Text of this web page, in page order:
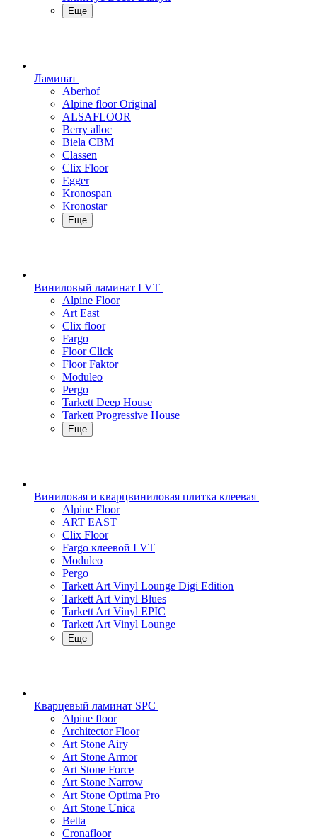
Еще
Ламинат
Aberhof
Alpine floor Original
ALSAFLOOR
Berry alloc
Biela CBM
Classen
Clix Floor
Egger
Kronospan
Kronostar
Еще
Виниловый ламинат LVT
Alpine Floor
Art East
Clix floor
Fargo
Floor Click
Floor Faktor
Moduleo
Pergo
Tarkett Deep House
Tarkett Progressive House
Еще
Виниловая и кварцвиниловая плитка клеевая
Alpine Floor
ART EAST
Clix Floor
Fargo клеевой LVT
Moduleo
Pergo
Tarkett Art Vinyl Lounge Digi Edition
Tarkett Art Vinyl Blues
Tarkett Art Vinyl EPIC
Tarkett Art Vinyl Lounge
Еще
Кварцевый ламинат SPC
Alpine floor
Architector Floor
Art Stone Airy
Art Stone Armor
Art Stone Force
Art Stone Narrow
Art Stone Optima Pro
Art Stone Unica
Betta
Cronafloor